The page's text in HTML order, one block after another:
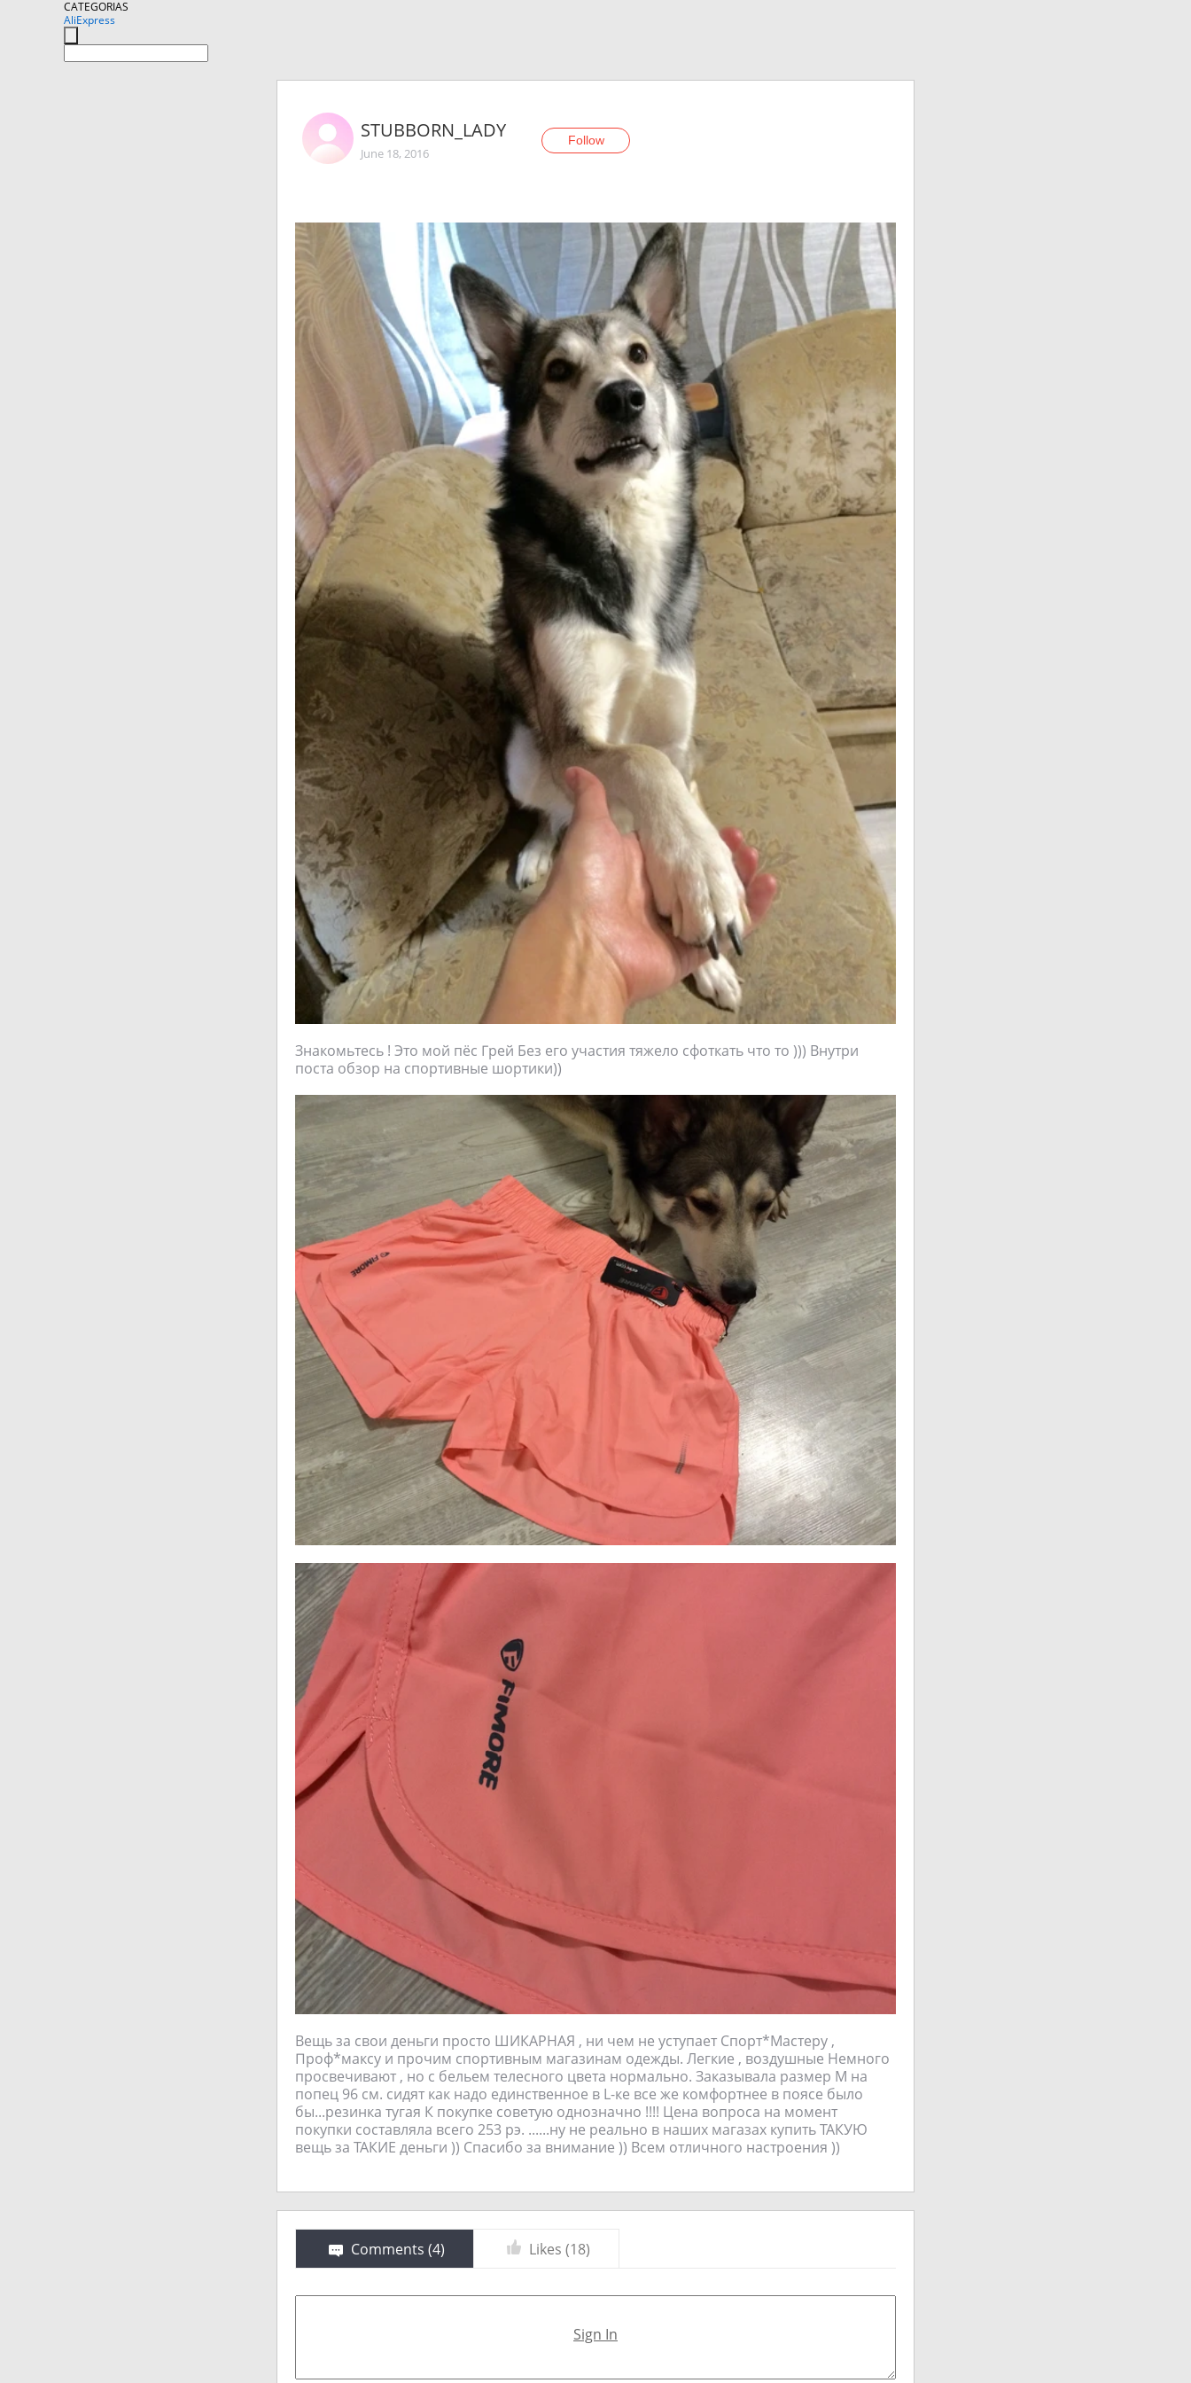
CATEGORIAS
AliExpress
STUBBORN_LADY
June 18, 2016
Follow
Знакомьтесь ! Это мой пёс Грей Без его участия тяжело сфоткать что то ))) Внутри
поста обзор на спортивные шортики))
Вещь за свои деньги просто ШИКАРНАЯ , ни чем не уступает Спорт*Мастеру ,
Проф*максу и прочим спортивным магазинам одежды. Легкие , воздушные Немного
просвечивают , но с бельем телесного цвета нормально. Заказывала размер М на
попец 96 см. сидят как надо единственное в L-ке все же комфортнее в поясе было
бы...резинка тугая К покупке советую однозначно !!!! Цена вопроса на момент
покупки составляла всего 253 рэ. ......ну не реально в наших магазах купить ТАКУЮ
вещь за ТАКИЕ деньги )) Спасибо за внимание )) Всем отличного настроения ))
Comments (4) Likes (18)
Sign In